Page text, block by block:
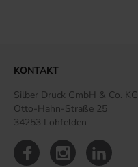
KONTAKT
Silber Druck GmbH & Co. KG
Otto-Hahn-Straße 25
34253 Lohfelden